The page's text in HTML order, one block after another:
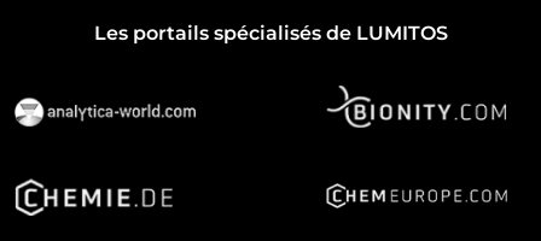
Les portails spécialisés de LUMITOS